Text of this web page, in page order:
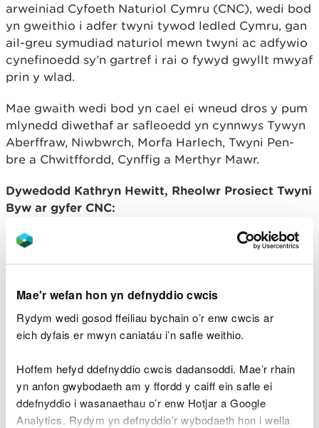
Mae'r wefan hon yn defnyddio cwcis
Rydym wedi gosod ffeiliau bychain o’r enw cwcis ar
eich dyfais er mwyn caniatáu i’n safle weithio.
Hoffem hefyd ddefnyddio cwcis dadansoddi. Mae’r rhain
yn anfon gwybodaeth am y ffordd y caiff ein safle ei
ddefnyddio i wasanaethau o’r enw Hotjar a Google
Analytics. Rydym yn defnyddio’r wybodaeth hon i wella
arweiniad Cyfoeth Naturiol Cymru (CNC), wedi bod
yn gweithio i adfer twyni tywod ledled Cymru, gan
ail-greu symudiad naturiol mewn twyni ac adfywio
cynefinoedd sy’n gartref i rai o fywyd gwyllt mwyaf
prin y wlad.
Mae gwaith wedi bod yn cael ei wneud dros y pum
mlynedd diwethaf ar safleoedd yn cynnwys Tywyn
Aberffraw, Niwbwrch, Morfa Harlech, Twyni Pen-
bre a Chwitffordd, Cynffig a Merthyr Mawr.
Dywedodd Kathryn Hewitt, Rheolwr Prosiect Twyni
Byw ar gyfer CNC:
“Rydym wrth ein bodd ein bod wedi gallu
cynnal y gynhadledd hon, clywed gan
rhan o’r DU ac Ewrop.
“Mae twyni tywod yn dirweddau unigryw,
sy’n pontio’r tir a’r môr, ac yn rhai o’r
yng Nghymru. Maent yn llawn
bioamrywiaeth, ac yn lleoedd gwych i
ymlacio ac ailgysylltu â natur.